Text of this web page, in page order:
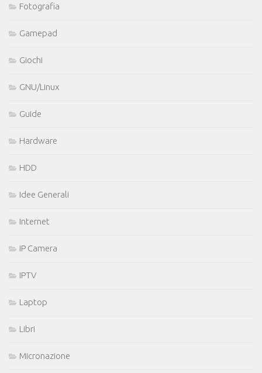
Fotografia
Gamepad
Giochi
GNU/Linux
Guide
Hardware
HDD
Idee Generali
Internet
IP Camera
IPTV
Laptop
Libri
Micronazione